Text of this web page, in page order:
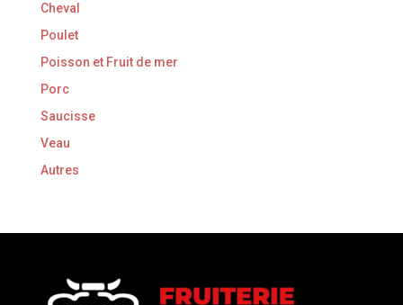
Cheval
Poulet
Poisson et Fruit de mer
Porc
Saucisse
Veau
Autres